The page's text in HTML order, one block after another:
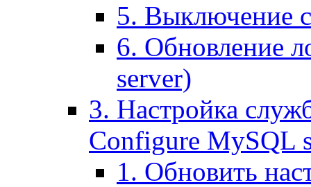
5. Выключение
6. Обновление
server)
3. Настройка
Configure MySQL
1. Обновить